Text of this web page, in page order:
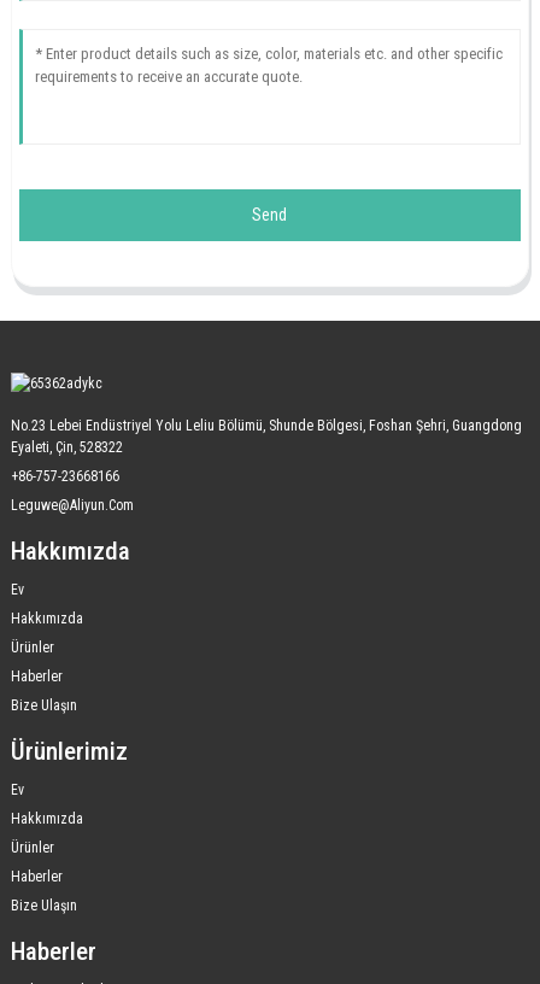
Send
No.23 Lebei Endüstriyel Yolu Leliu Bölümü, Shunde Bölgesi, Foshan Şehri, Guangdong
Eyaleti, Çin, 528322
+86-757-23668166
Leguwe@aliyun.com
Hakkımızda
Ev
Hakkımızda
Ürünler
Haberler
Bize Ulaşın
Ürünlerimiz
Ev
Hakkımızda
Ürünler
Haberler
Bize Ulaşın
Haberler